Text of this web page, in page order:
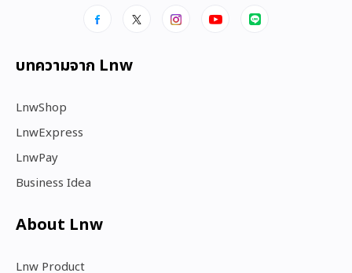
บทความจาก Lnw
LnwShop
LnwExpress
LnwPay
Business Idea
About Lnw​
Lnw Product